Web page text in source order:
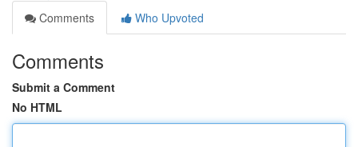
Comments
Who Upvoted
Comments
Submit a Comment
No HTML